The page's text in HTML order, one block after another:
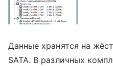
Данные хранятся на
SATA. В различных